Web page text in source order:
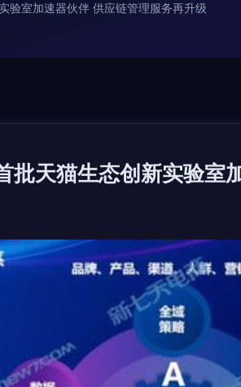
验室加速器伙伴 供应链管理服务再升级
批天猫生态创新实验室